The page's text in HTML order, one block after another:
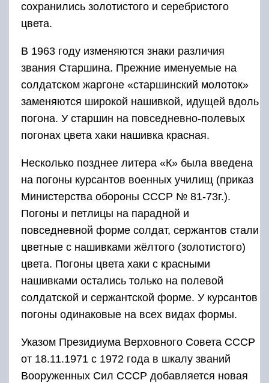
сохранились золотистого и серебристого
цвета.
В 1963 году изменяются знаки различия
звания Старшина. Прежние именуемые на
солдатском жаргоне «старшинский молоток»
заменяются широкой нашивкой, идущей вдоль
погона. У старшин на повседневно-полевых
погонах цвета хаки нашивка красная.
Несколько позднее литера «К» была введена
на погоны курсантов военных училищ (приказ
Министерства обороны СССР № 81-73г.).
Погоны и петлицы на парадной и
повседневной форме солдат, сержантов стали
цветные с нашивками жёлтого (золотистого)
цвета. Погоны цвета хаки с красными
нашивками остались только на полевой
солдатской и сержантской форме. У курсантов
погоны одинаковые на всех видах формы.
Указом Президиума Верховного Совета СССР
от 18.11.1971 с 1972 года в шкалу званий
Вооруженных Сил СССР добавляется новая